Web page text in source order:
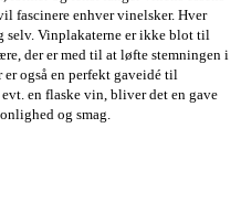
fascinere enhver vinelsker. Hver
selv. Vinplakaterne er ikke blot til
der er med til at løfte stemningen i
er også en perfekt gaveidé til
en flaske vin, bliver det en gave
og smag.